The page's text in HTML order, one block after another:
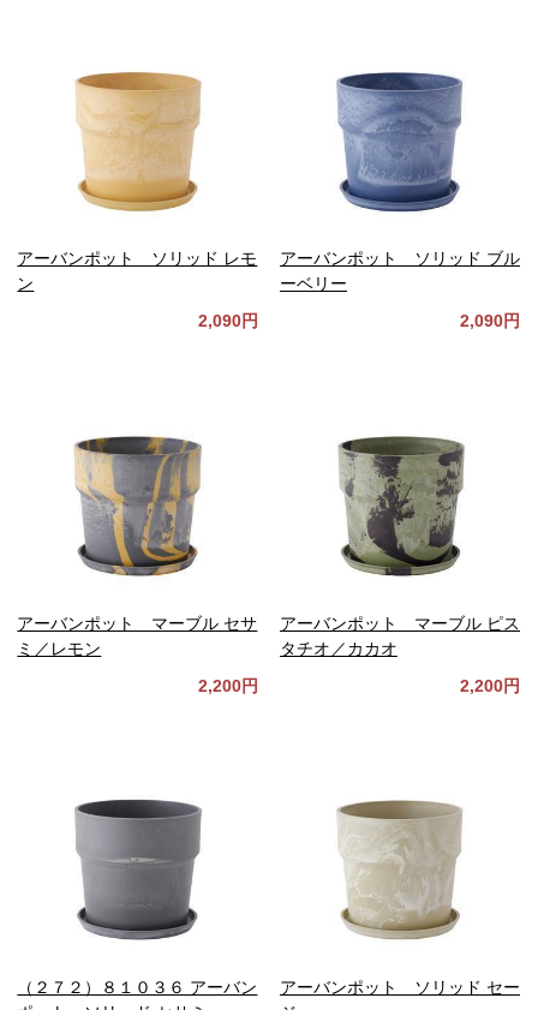
アーバンポット ソリッド レモ
ン
2,090円
アーバンポット ソリッド ブル
ーベリー
2,090円
アーバンポット マーブル セサ
ミ／レモン
2,200円
アーバンポット マーブル ピス
タチオ／カカオ
2,200円
（２７２）８１０３６ アーバン
アーバンポット ソリッド セー